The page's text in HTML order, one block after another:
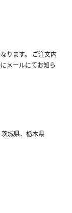
ります。 ご注文内
メールにてお知ら
城県、栃木県